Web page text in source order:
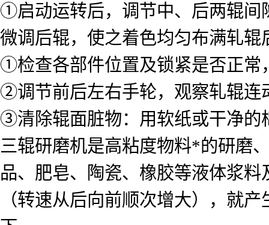
①启动运转后，调节中、后两辊间
微调后辊，使之着色均匀布满轧辊
①检查各部件位置及锁紧是否正常
②调节前后左右手轮，观察轧辊连
③清除辊面脏物：用软纸或干净的
三辊研磨机是高粘度物料*的研磨
品、肥皂、陶瓷、橡胶等液体浆料
（转速从后向前顺次增大），就